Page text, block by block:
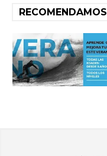
RECOMENDAMOS